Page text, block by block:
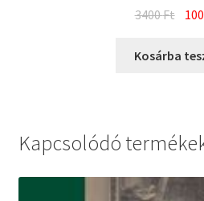
3400Ft
was:
Kosárba
Kapcsolódó